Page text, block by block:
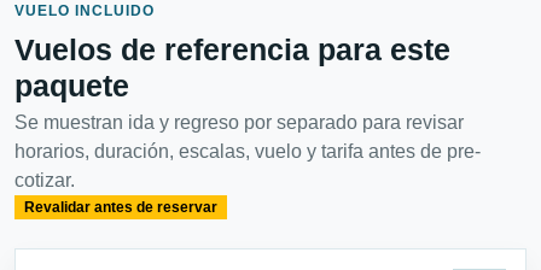
VUELO INCLUIDO
Vuelos de referencia para este
paquete
Se muestran ida y regreso por separado para revisar
horarios, duración, escalas, vuelo y tarifa antes de pre-
cotizar.
Revalidar antes de reservar